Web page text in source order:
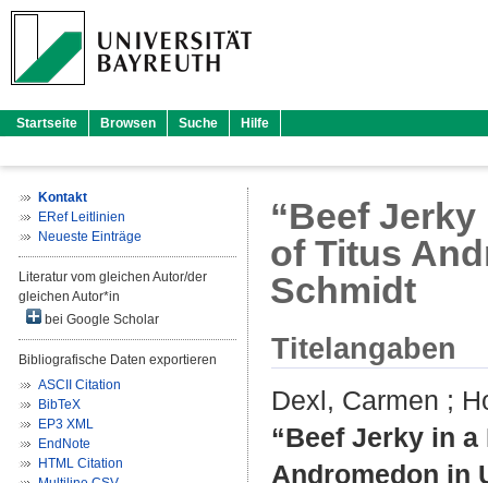
Startseite Browsen Suche Hilfe
Kontakt
ERef Leitlinien
Neueste Einträge
Literatur vom gleichen Autor/der
gleichen Autor*in
bei Google Scholar
Bibliografische Daten exportieren
ASCII Citation
BibTeX
EP3 XML
EndNote
HTML Citation
“Beef
of Titus
Schmidt
Titelangaben
Dexl, Carmen ;
“Beef Jerky in
Andromedon in